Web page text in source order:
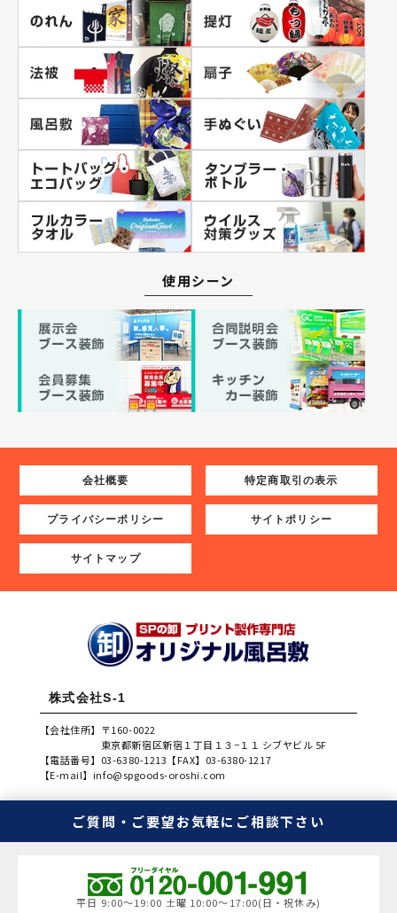
使用シーン
会社概要 特定商取引の表示
プライバシーポリシー サイトポリシー
サイトマップ
株式会社S-1
【会社住所】 〒160-0022
東京都新宿区新宿１丁目１３−１１ シブヤビル 5F
【電話番号】 03-6380-1213 【FAX】 03-6380-1217
【E-mail】 info@spgoods-oroshi.com
ご質問・ご要望お気軽にご相談下さい
平日 9:00～19:00 土曜 10:00～17:00(日・祝休み)